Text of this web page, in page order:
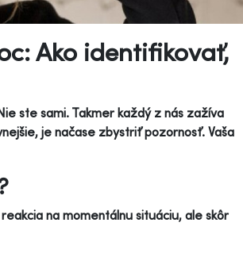
Ako identifikovať,
ste sami. Takmer každý z nás zažíva
je načase zbystriť pozornosť. Vaša
na momentálnu situáciu, ale skôr